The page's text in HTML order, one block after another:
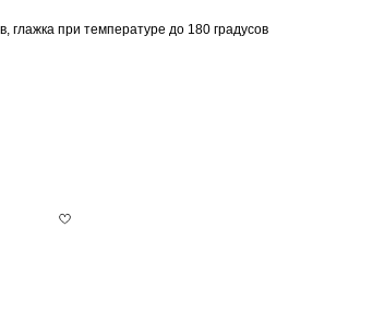
глажка при температуре до 180 градусов